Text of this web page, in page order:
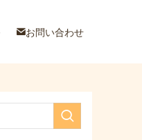
お問い合わせ